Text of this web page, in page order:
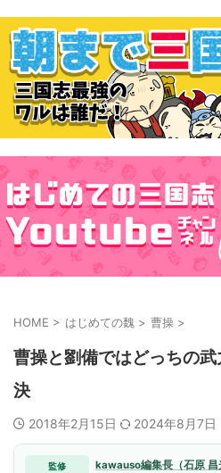
HOME > はじめての魏 > 曹操 >
曹操と劉備ではどっちの
決
2018年2月15日 2024年8月7日
監修 kawauso編集長（石原 昌